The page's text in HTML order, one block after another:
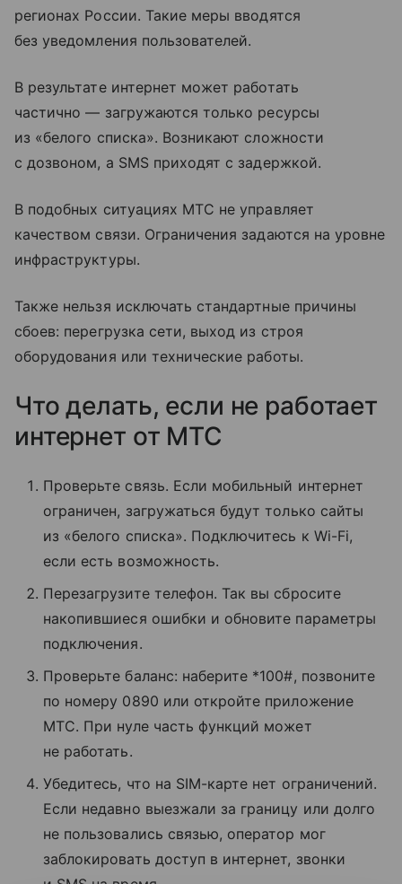
регионах России. Такие меры вводятся
без уведомления пользователей.
В результате интернет может работать
частично — загружаются только ресурсы
из «белого списка». Возникают сложности
с дозвоном, а SMS приходят с задержкой.
В подобных ситуациях МТС не управляет
качеством связи. Ограничения задаются на уровне
инфраструктуры.
Также нельзя исключать стандартные причины
сбоев: перегрузка сети, выход из строя
оборудования или технические работы.
Что делать, если не работает
интернет от МТС
Проверьте связь. Если мобильный интернет
ограничен, загружаться будут только сайты
из «белого списка». Подключитесь к Wi-Fi,
если есть возможность.
Перезагрузите телефон. Так вы сбросите
накопившиеся ошибки и обновите параметры
подключения.
Проверьте баланс: наберите *100#, позвоните
по номеру 0890 или откройте приложение
МТС. При нуле часть функций может
не работать.
Убедитесь, что на SIM-карте нет ограничений.
Если недавно выезжали за границу или долго
не пользовались связью, оператор мог
заблокировать доступ в интернет, звонки